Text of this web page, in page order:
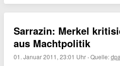
Sarrazin: Merkel
aus Machtpolitik
01. Januar 2011, 23:01 Uhr ·Quelle:dpa